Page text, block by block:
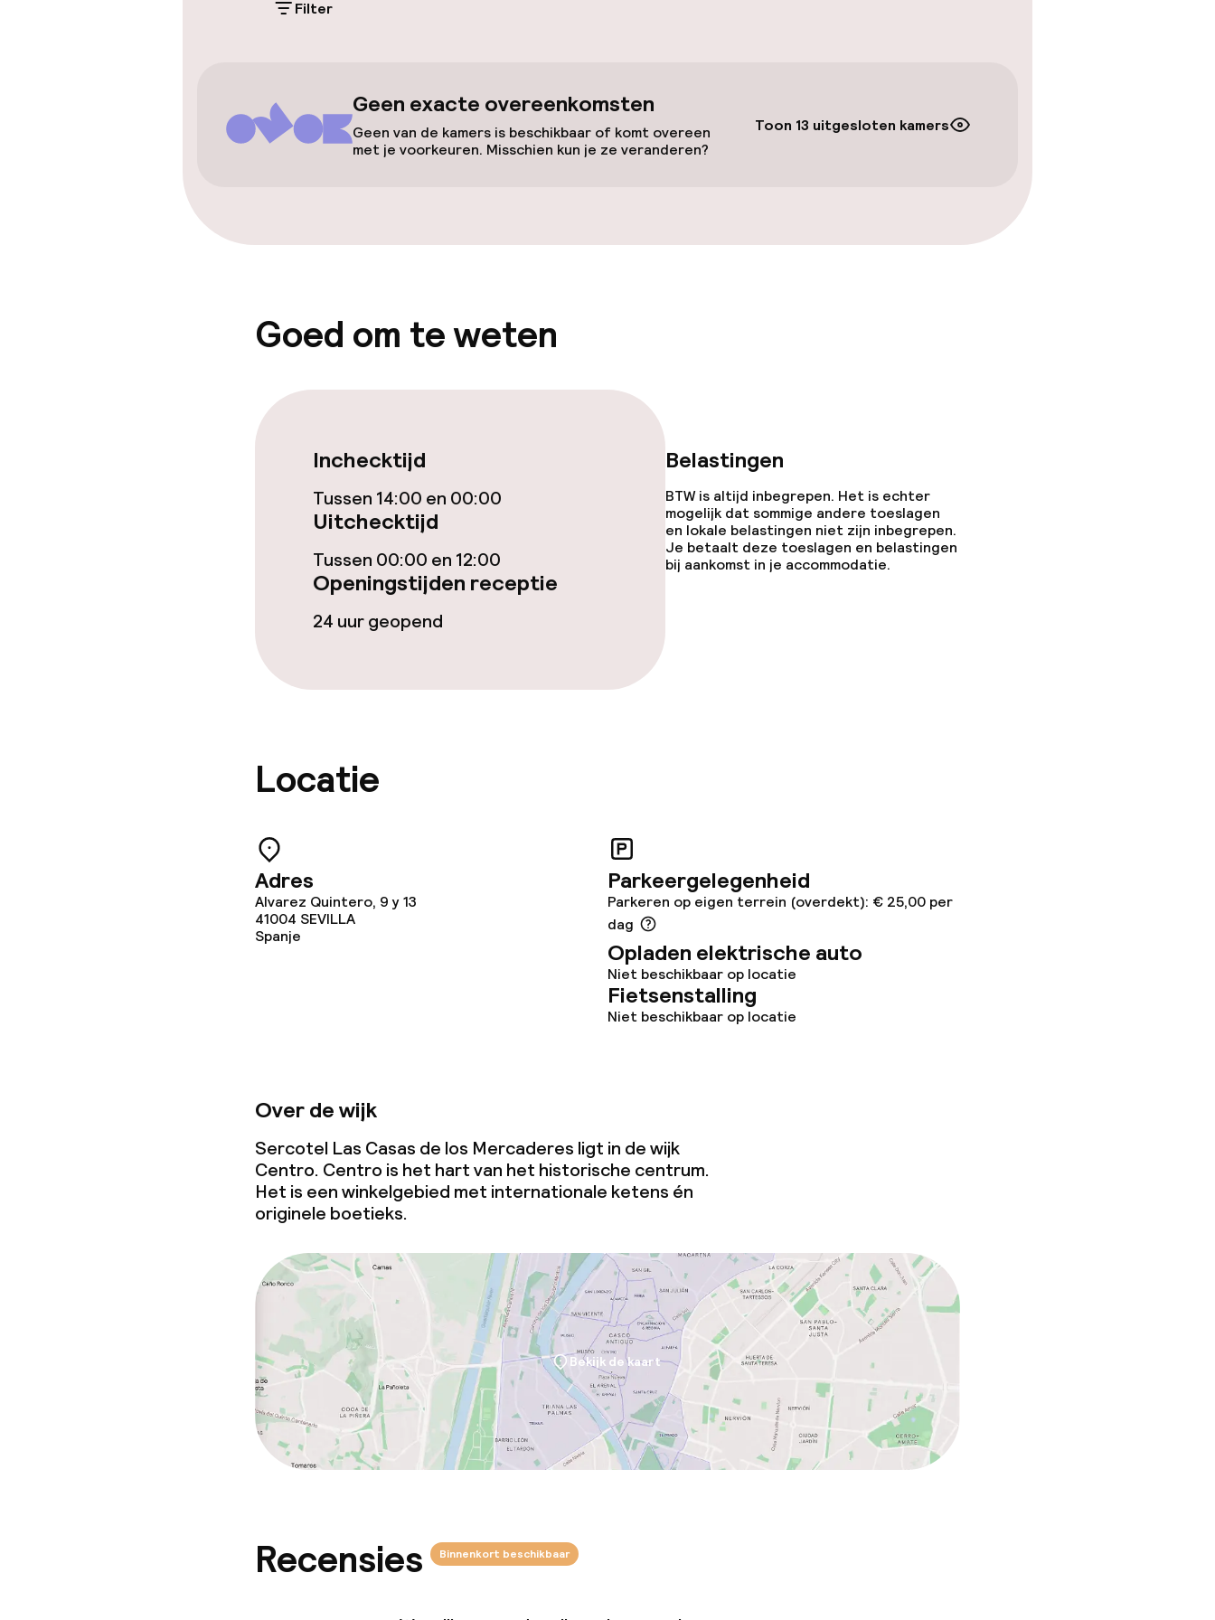
Restaurant
Eet- en drinkdiensten
Ontbijtbuffet
Lunch, vast menu
Diner à la carte
Roomservice
Schoonmaakvoorzieningen
Zakelijke faciliteiten
Beleid
Filter
Geen exacte overeenkomsten
Geen van de kamers is beschikbaar of komt overeen
met je voorkeuren. Misschien kun je ze veranderen?
Toon 13 uitgesloten kamers
Goed om te weten
Inchecktijd
Tussen 14:00 en 00:00
Uitchecktijd
Tussen 00:00 en 12:00
Openingstijden receptie
24 uur geopend
Belastingen
BTW is altijd inbegrepen. Het is echter
mogelijk dat sommige andere toeslagen
en lokale belastingen niet zijn inbegrepen.
Je betaalt deze toeslagen en belastingen
bij aankomst in je accommodatie.
Locatie
Adres
Alvarez Quintero, 9 y 13
41004 SEVILLA
Spanje
Parkeergelegenheid
Parkeren op eigen terrein (overdekt): € 25,00 per
dag
Opladen elektrische auto
Niet beschikbaar op locatie
Fietsenstalling
Niet beschikbaar op locatie
Over de wijk
Sercotel Las Casas de los Mercaderes ligt in de wijk
Centro. Centro is het hart van het historische centrum.
Het is een winkelgebied met internationale ketens én
originele boetieks.
Bekijk de kaart
Recensies Binnenkort beschikbaar